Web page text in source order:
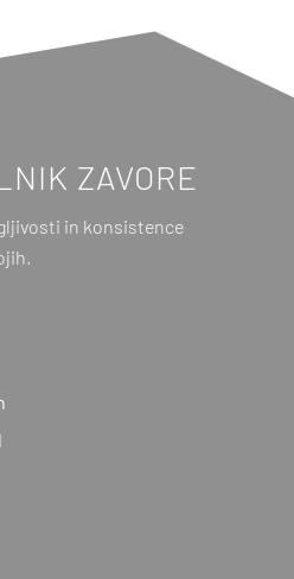
ZAVORE
in konsistence